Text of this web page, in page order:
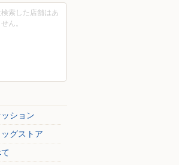
検索した店舗はあ
ん。
ション
ッグストア